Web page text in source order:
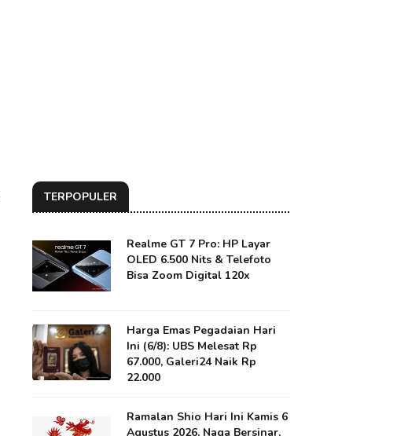
TERPOPULER
Realme GT 7 Pro: HP Layar
OLED 6.500 Nits & Telefoto
Bisa Zoom Digital 120x
Harga Emas Pegadaian Hari
Ini (6/8): UBS Melesat Rp
67.000, Galeri24 Naik Rp
22.000
Ramalan Shio Hari Ini Kamis 6
Agustus 2026, Naga Bersinar,